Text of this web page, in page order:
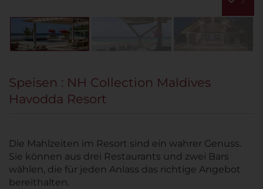
Speisen : NH Collection Maldives
Havodda Resort
Die Mahlzeiten im Resort sind ein wahrer Genuss.
Sie können aus drei Restaurants und zwei Bars
wählen, die für jeden Anlass das richtige Angebot
bereithalten.